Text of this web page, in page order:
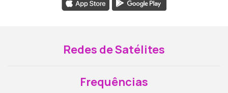
Redes de Satélites
Frequências